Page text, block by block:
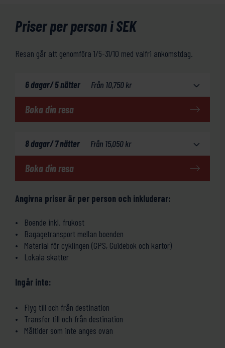
Priser per person i SEK
Resan går att genomföra 1/5-31/10 med valfri ankomstdag.
6 dagar/ 5 nätter Från 10,750kr
Boka din resa
8 dagar/ 7 nätter Från 15,050kr
Boka din resa
Angivna priser är per person och inkluderar:
Boende inkl. frukost
Bagagetransport mellan boenden
Material för cyklingen (GPS, Guidebok och kartor)
Lokala skatter
Ingår inte:
Flyg till och från destination
Transfer till och från destination
Måltider som inte anges ovan